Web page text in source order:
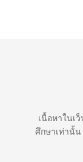
เนื้อหาในเ
ศึกษาเท่านั้